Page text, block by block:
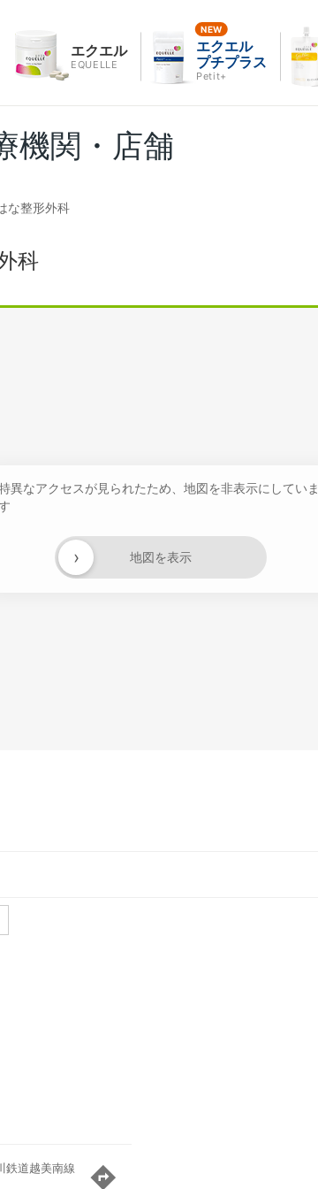
エクエル
EQUELLE
エクエル
プチプラス
Petit+
機関・店舗
な整形外科
科
異なアクセスが見られたため、地図を非表示にしていま
地図を表示
›
鉄道越美南線